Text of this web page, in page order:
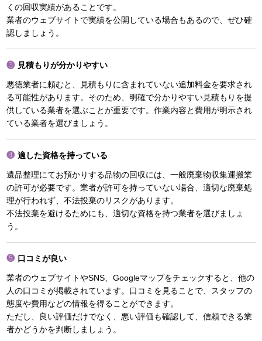
くの回収実績があることです。
業者のウェブサイトで実績を公開している場合もあるので、ぜひ確
認しましょう。
見積もりが分かりやすい
悪徳業者に頼むと、見積もりに含まれていない追加料金を要求され
る可能性があります。そのため、明確で分かりやすい見積もりを提
供している業者を選ぶことが重要です。作業内容と費用が明示され
ている業者を選びましょう。
適した資格を持っている
遺品整理にてお預かりする品物の回収には、一般廃棄物収集運搬業
の許可が必要です。業者が許可を持っていない場合、適切な廃棄処
理が行われず、不法投棄のリスクがあります。
不法投棄を避けるためにも、適切な資格を持つ業者を選びましょ
う。
口コミが良い
業者のウェブサイトやSNS、Googleマップをチェックすると、他の
人の口コミが掲載されています。口コミを見ることで、スタッフの
態度や費用などの情報を得ることができます。
ただし、良い評価だけでなく、悪い評価も確認して、信頼できる業
者かどうかを判断しましょう。